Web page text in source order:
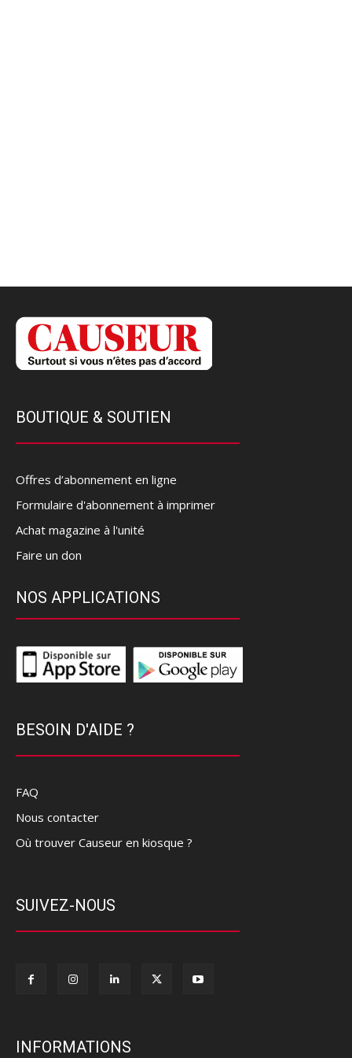
BOUTIQUE & SOUTIEN
Offres d’abonnement en ligne
Formulaire d'abonnement à imprimer
Achat magazine à l'unité
Faire un don
NOS APPLICATIONS
BESOIN D'AIDE ?
FAQ
Nous contacter
Où trouver Causeur en kiosque ?
SUIVEZ-NOUS
INFORMATIONS